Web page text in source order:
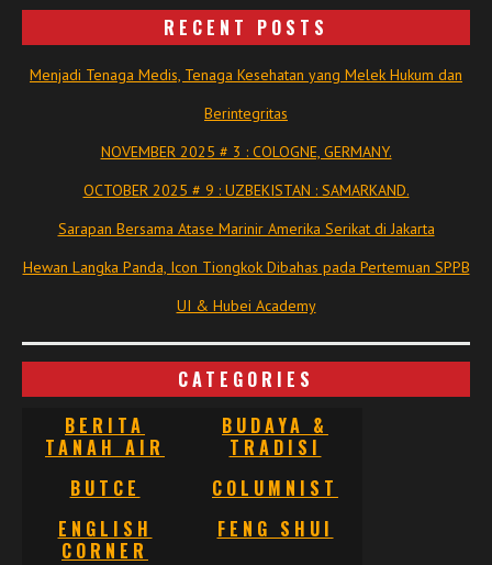
RECENT POSTS
Menjadi Tenaga Medis, Tenaga Kesehatan yang Melek Hukum dan
Berintegritas
NOVEMBER 2025 # 3 : COLOGNE, GERMANY.
OCTOBER 2025 # 9 : UZBEKISTAN : SAMARKAND.
Sarapan Bersama Atase Marinir Amerika Serikat di Jakarta
Hewan Langka Panda, Icon Tiongkok Dibahas pada Pertemuan SPPB
UI & Hubei Academy
CATEGORIES
BERITA
TANAH AIR
BUDAYA &
TRADISI
BUTCE
COLUMNIST
ENGLISH
CORNER
FENG SHUI